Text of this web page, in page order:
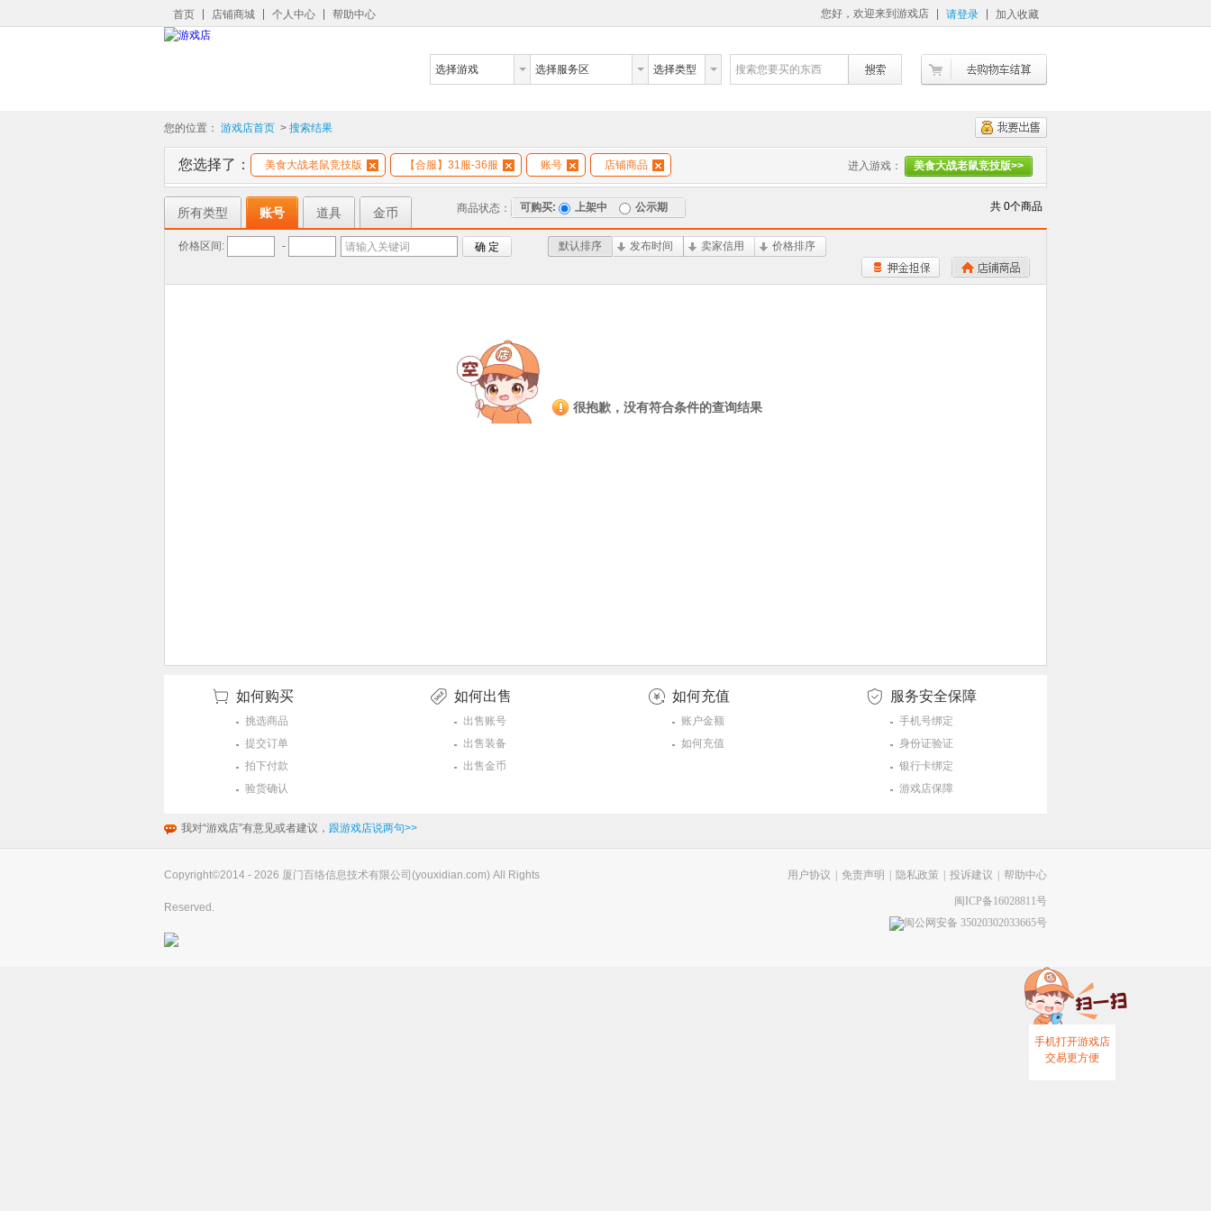
您好，欢迎来到游戏店 请登录 加入收藏
首页 店铺商城 个人中心 帮助中心
选择游戏 选择服务区 选择类型 搜索您要买的东西
您的位置： 游戏店首页 > 搜索结果
您选择了： 美食大战老鼠竞技版 【合服】31服-36服 账号 店铺商品 进入游戏： 美食大战老鼠竞技版>>
所有类型 账号 道具 金币 共 0个商品
商品状态： 可购买: 上架中 公示期
价格区间: - 请输入关键词 确 定 默认排序 发布时间 卖家信用 价格排序
很抱歉，没有符合条件的查询结果
如何购买
挑选商品
提交订单
拍下付款
验货确认
如何出售
出售账号
出售装备
出售金币
如何充值
账户金额
如何充值
服务安全保障
手机号绑定
身份证验证
银行卡绑定
游戏店保障
我对“游戏店”有意见或者建议， 跟游戏店说两句>>
Copyright©2014 - 2026 厦门百络信息技术有限公司(youxidian.com) All Rights
Reserved.
帮助中心
投诉建议
隐私政策
免责声明
用户协议
闽ICP备16028811号
闽公网安备 35020302033665号
手机打开游戏店
交易更方便